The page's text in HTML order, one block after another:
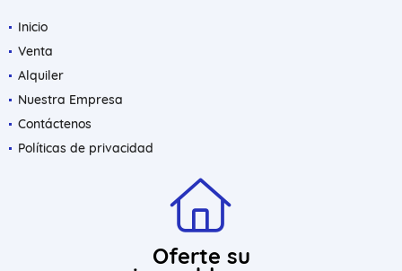
Inicio
Venta
Alquiler
Nuestra Empresa
Contáctenos
Políticas de privacidad
Oferte su